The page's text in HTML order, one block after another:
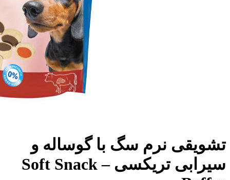
تشویقی نرم سگ با گوساله و
سیرابی تریکسی – Soft Snack